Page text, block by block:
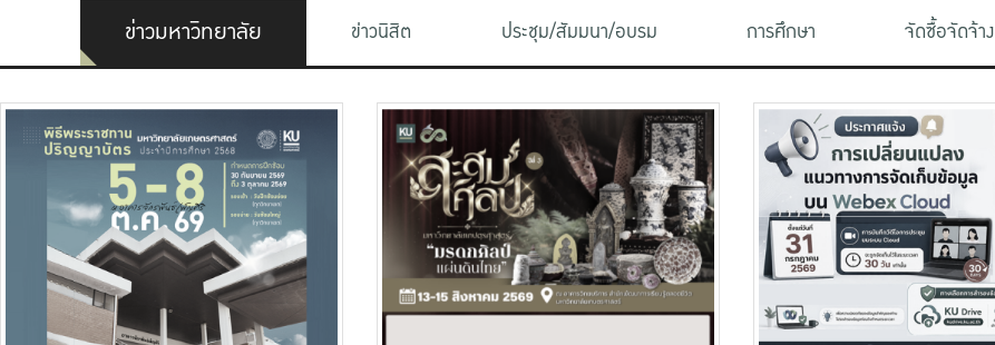
ข่าวมหาวิทยาลัย ข่าวนิสิต ประชุม/สัมมนา/อบรม การศึกษา จัดซื้อจัดจ้าง